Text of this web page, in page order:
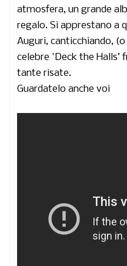
atmosfera, un grande
regalo. Si apprestano a
Auguri, canticchiando,
celebre 'Deck the Halls’
tante risate.
Guardatelo anche voi